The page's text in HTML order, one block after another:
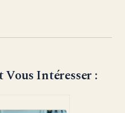
Intéresser :